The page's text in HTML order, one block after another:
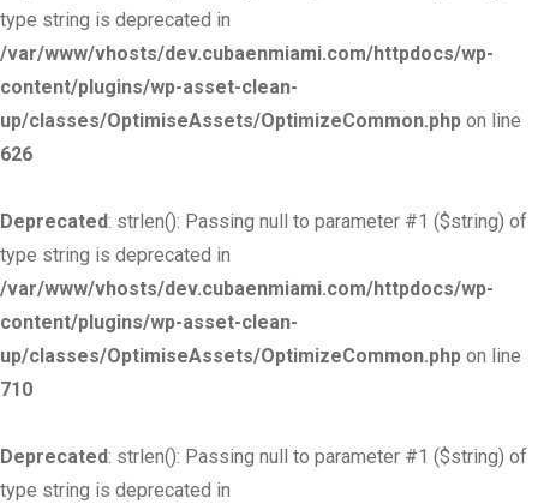
type string is deprecated in
/var/www/vhosts/dev.cubaenmiami.com/httpdocs/wp-
content/plugins/wp-asset-clean-
up/classes/OptimiseAssets/OptimizeCommon.php on line
626
Deprecated: strlen(): Passing null to parameter #1 ($string) of
type string is deprecated in
/var/www/vhosts/dev.cubaenmiami.com/httpdocs/wp-
content/plugins/wp-asset-clean-
up/classes/OptimiseAssets/OptimizeCommon.php on line
710
Deprecated: strlen(): Passing null to parameter #1 ($string) of
type string is deprecated in